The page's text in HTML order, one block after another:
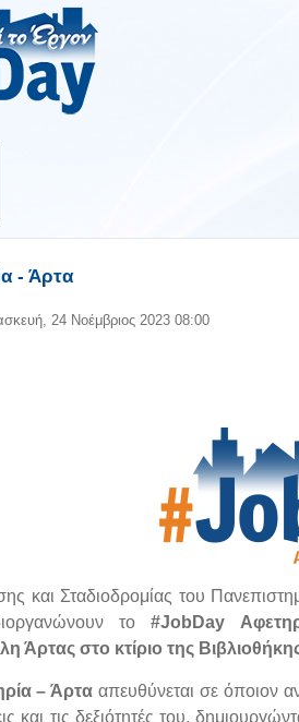
- Άρτα
24 Νοέμβριος 2023 08:00
και Σταδιοδρομίας του
το#JobDay
Άρτας στο κτίριο της
– Άρτααπευθύνεται σε όποιον
και τις δεξιότητές του,